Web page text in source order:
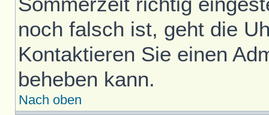
noch falsch ist, geht die
Kontaktieren Sie einen
beheben kann.
Nach oben